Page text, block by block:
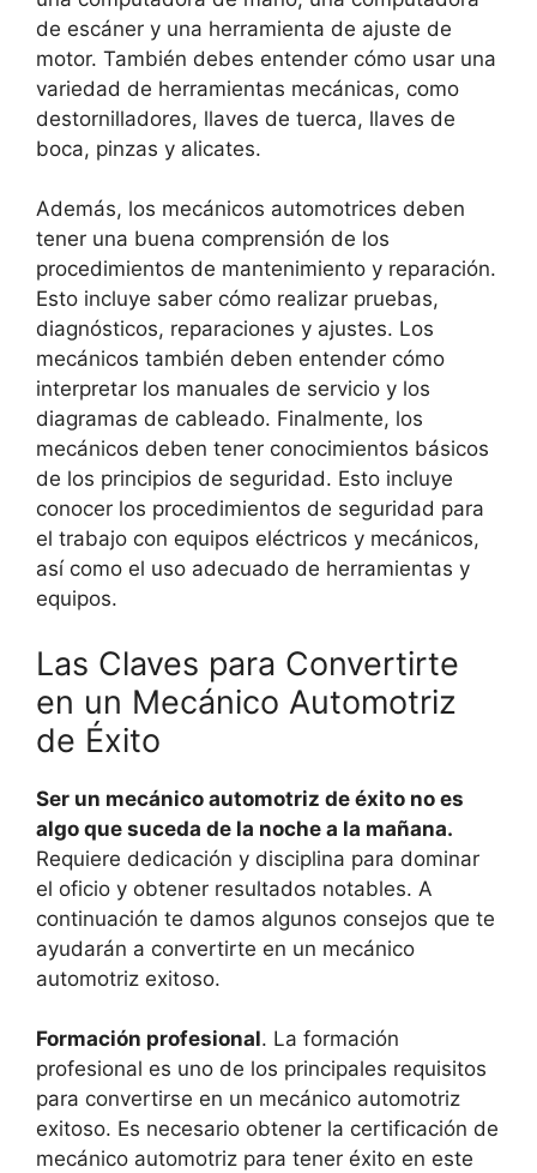
de escáner y una herramienta de ajuste de
motor. También debes entender cómo usar una
variedad de herramientas mecánicas, como
destornilladores, llaves de tuerca, llaves de
boca, pinzas y alicates.
Además, los mecánicos automotrices deben
tener una buena comprensión de los
procedimientos de mantenimiento y reparación.
Esto incluye saber cómo realizar pruebas,
diagnósticos, reparaciones y ajustes. Los
mecánicos también deben entender cómo
interpretar los manuales de servicio y los
diagramas de cableado. Finalmente, los
mecánicos deben tener conocimientos básicos
de los principios de seguridad. Esto incluye
conocer los procedimientos de seguridad para
el trabajo con equipos eléctricos y mecánicos,
así como el uso adecuado de herramientas y
equipos.
Las Claves para Convertirte
en un Mecánico Automotriz
de Éxito
Ser un mecánico automotriz de éxito no es
algo que suceda de la noche a la mañana.
Requiere dedicación y disciplina para dominar
el oficio y obtener resultados notables. A
continuación te damos algunos consejos que te
ayudarán a convertirte en un mecánico
automotriz exitoso.
Formación profesional. La formación
profesional es uno de los principales requisitos
para convertirse en un mecánico automotriz
exitoso. Es necesario obtener la certificación de
mecánico automotriz para tener éxito en este